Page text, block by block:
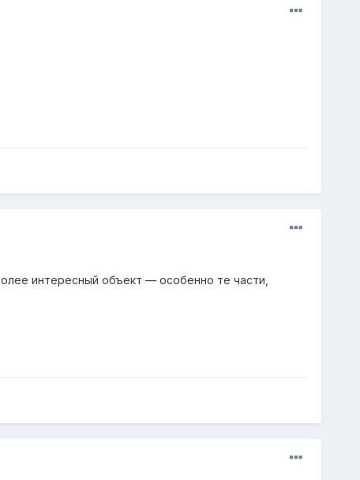
интересный объект — особенно те части,